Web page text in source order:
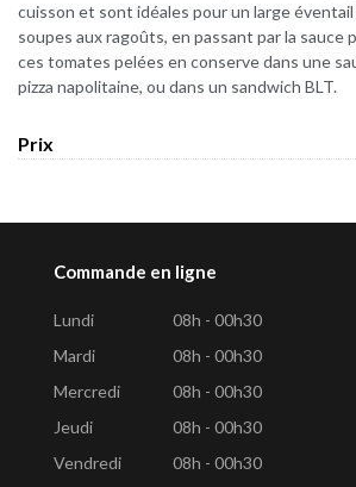
cuisson et sont idéales pour un large
soupes aux ragoûts, en passant par la sauce
ces tomates pelées en conserve dans une
pizza napolitaine, ou dans un sandwich BLT.
Prix
Commande en ligne
Lundi
08h - 00h30
Mardi
08h - 00h30
Mercredi
08h - 00h30
Jeudi
08h - 00h30
Vendredi
08h - 00h30